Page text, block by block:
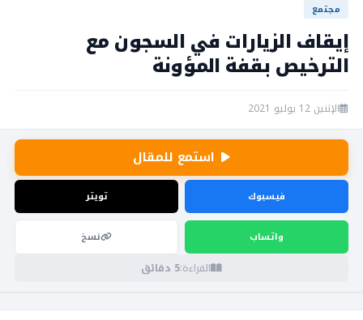
مجتمع
إيقاف الزيارات في السجون مع
الترخيص بقفة المؤونة
الإثنين 12 يوليو 2021
استمع للمقال
فيسبوك تويتر
واتساب نسخ
القراءة:5 دقائق